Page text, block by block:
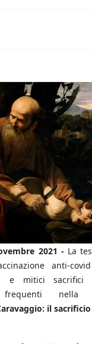
2021 - La
anti-
e mitici
frequenti nella
il